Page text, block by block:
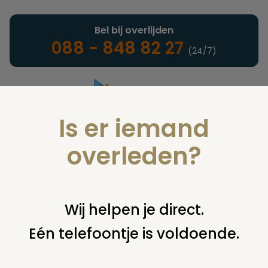
Landelijke uitvaartonderneming
Bel bij overlijden
088 - 848 82 27 (24/7)
U bent hier: home nieuws & agenda nieuws bobby farrell
krijgt grootse begrafenis op zorgvlied
Is er iemand
overleden?
Wij helpen je direct.
Eén telefoontje is voldoende.